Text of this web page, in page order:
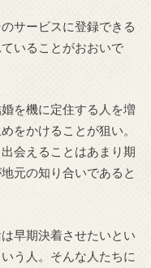
サービスに登録できる
いることがおおいで
を機に定住する人を増
をかけることが狙い。
会えることはあまり期
元の知り合いであると
早期決着させたいとい
う人。そんな人たちに